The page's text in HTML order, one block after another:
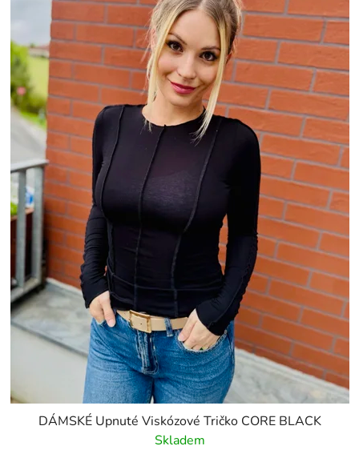
DÁMSKÉ Upnuté Viskózové Tričko CORE BLACK
Skladem